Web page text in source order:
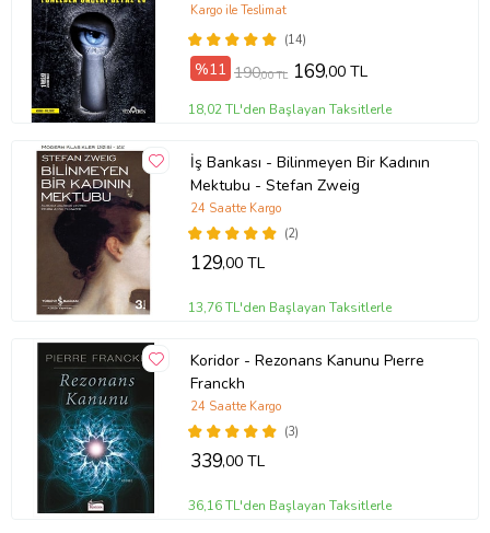
(14)
Kargo ile Teslimat
%11 190,00 TL 169,00 TL
18,02 TL'den Başlayan Taksitlerle
İş Bankası - Bilinmeyen Bir Kadının
Mektubu - Stefan Zweig
(2)
24 Saatte Kargo
129,00 TL
13,76 TL'den Başlayan Taksitlerle
Koridor - Rezonans Kanunu Pıerre
Franckh
(3)
24 Saatte Kargo
339,00 TL
36,16 TL'den Başlayan Taksitlerle